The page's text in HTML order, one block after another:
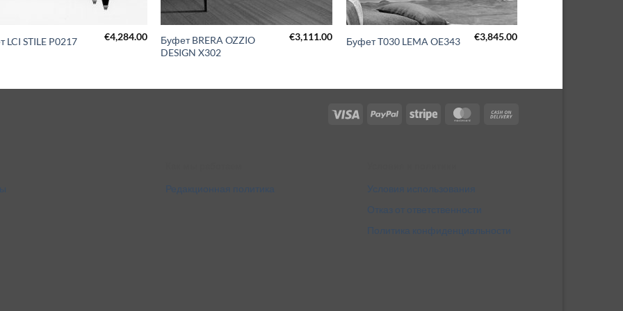
LCI STILE P0217 €4,284.00
Буфет BRERA OZZIO
DESIGN X302
€3,111.00 Буфет T030 LEMA OE343 €3,845.00
Visa PayPal Stripe MasterCard
Редакционная политика
Условия использования
Отказ от ответственности
Политика конфиденциальности